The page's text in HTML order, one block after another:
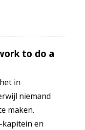
to do a
in
niemand
maken.
kapitein en